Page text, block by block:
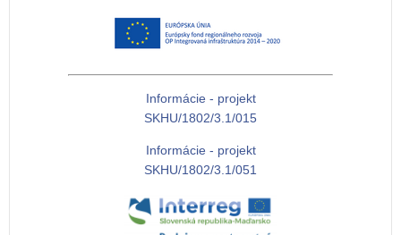
Informácie - projekt
SKHU/1802/3.1/015
Informácie - projekt
SKHU/1802/3.1/051